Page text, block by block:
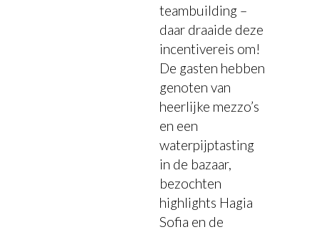
teambuilding –
daar draaide deze
incentivereis om!
De gasten hebben
genoten van
heerlijke mezzo’s
en een
waterpijptasting
in de bazaar,
bezochten
highlights Hagia
Sofia en de